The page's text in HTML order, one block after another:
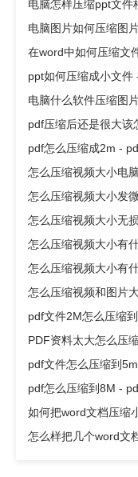
电脑怎样压缩ppt文件
电脑图片如何压缩图
在word中如何压缩文
ppt如何压缩成小文件
电脑什么软件压缩图
pdf压缩后还是很大该
pdf怎么压缩成2m -
怎么压缩视频大小电
怎么压缩视频大小发
怎么压缩视频大小无
怎么压缩视频大小有
怎么压缩视频大小有
怎么压缩视频和图片
pdf文件2M怎么压缩
PDF资料太大怎么压
pdf文件怎么压缩到
pdf怎么压缩到8M -
如何把word文档压缩
怎么样把几个word文